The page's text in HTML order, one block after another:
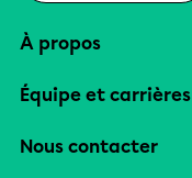
À propos
Équipe et carrières
Nous contacter